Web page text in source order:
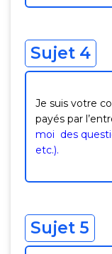
Sujet 4
Je suis votre
payés par
moi des
etc.).
Sujet 5